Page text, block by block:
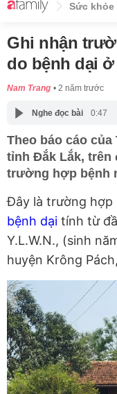
Sức khỏe
Ghi nhận
do bệnh dại
Nam Trang 2 năm trước
Nghe đọc bài 0:47
Theo báo cáo
tỉnh Đắk Lắk, trên
trường hợp bệnh
Đây là trường
bệnh dại tính từ
Y.L.W.N., (sinh
huyện Krông